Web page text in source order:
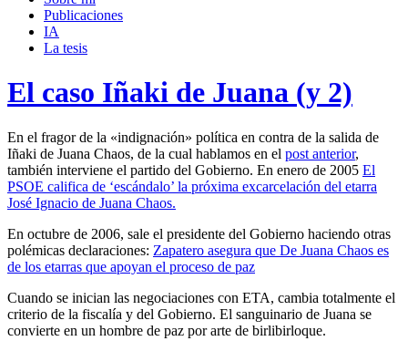
búsquedaPublicaciones
IA
La tesis
El caso Iñaki de Juana (y 2)
En el fragor de la «indignación» política en contra de la salida de
Iñaki de Juana Chaos, de la cual hablamos en el post anterior,
también interviene el partido del Gobierno. En enero de 2005 El
PSOE califica de ‘escándalo’ la próxima excarcelación del etarra
José Ignacio de Juana Chaos.
En octubre de 2006, sale el presidente del Gobierno haciendo otras
polémicas declaraciones: Zapatero asegura que De Juana Chaos es
de los etarras que apoyan el proceso de paz
Cuando se inician las negociaciones con ETA, cambia totalmente el
criterio de la fiscalía y del Gobierno. El sanguinario de Juana se
convierte en un hombre de paz por arte de birlibirloque.